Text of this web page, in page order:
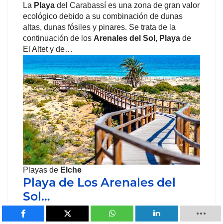
La Playa del Carabassí es una zona de gran valor
ecológico debido a su combinación de dunas
altas, dunas fósiles y pinares. Se trata de la
continuación de los Arenales del Sol , Playa de
El Altet y de…
Playas de Elche
Playa de Los Arenales del
Sol…
Los Arenales del Sol
se encuentra al Este del